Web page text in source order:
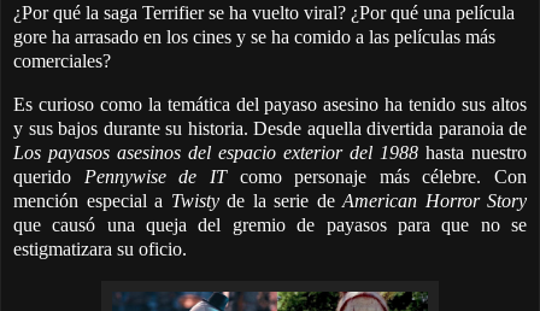
¿Por qué la saga Terrifier se ha vuelto viral? ¿Por qué una película
gore ha arrasado en los cines y se ha comido a las películas más
comerciales?
Es curioso como la temática del payaso asesino ha tenido sus altos
y sus bajos durante su historia. Desde aquella divertida paranoia de
Los payasos asesinos del espacio exterior del 1988 hasta nuestro
querido Pennywise de IT como personaje más célebre. Con
mención especial a Twisty de la serie de American Horror Story
que causó una queja del gremio de payasos para que no se
estigmatizara su oficio.